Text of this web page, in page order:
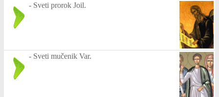
- Sveti prorok Joil.
- Sveti mučenik Var.